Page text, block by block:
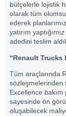
bütçelerle lojistik
olarak tüm
ederek
yatırım
adedini teslim
“Renault Trucks
Tüm araçlarında
sözleşmelerinden
Excellence bakım
sayesinde ön
oluşabilecek